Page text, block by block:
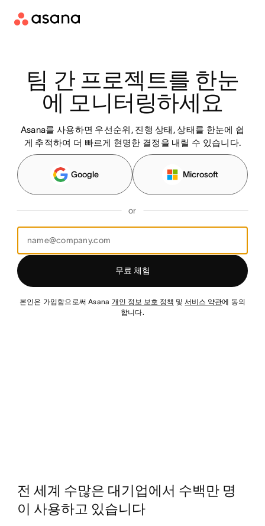
팀 간 프로젝트를 한눈
에 모니터링하세요
Asana를 사용하면 우선순위, 진행 상태, 상태를 한눈에 쉽
게 추적하여 더 빠르게 현명한 결정을 내릴 수 있습니다.
Google Microsoft
or
무료 체험
본인은 가입함으로써 Asana 개인 정보 보호 정책 및서비스 약관에 동의
합니다.
전 세계 수많은 대기업에서 수백만 명
이 사용하고 있습니다